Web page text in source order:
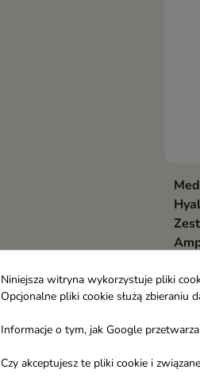
Niniejsza witryna wykorzystuje pliki
Opcjonalne pliki cookie służą
Informacje o tym, jak Google
Czy akceptujesz te pliki cookie i